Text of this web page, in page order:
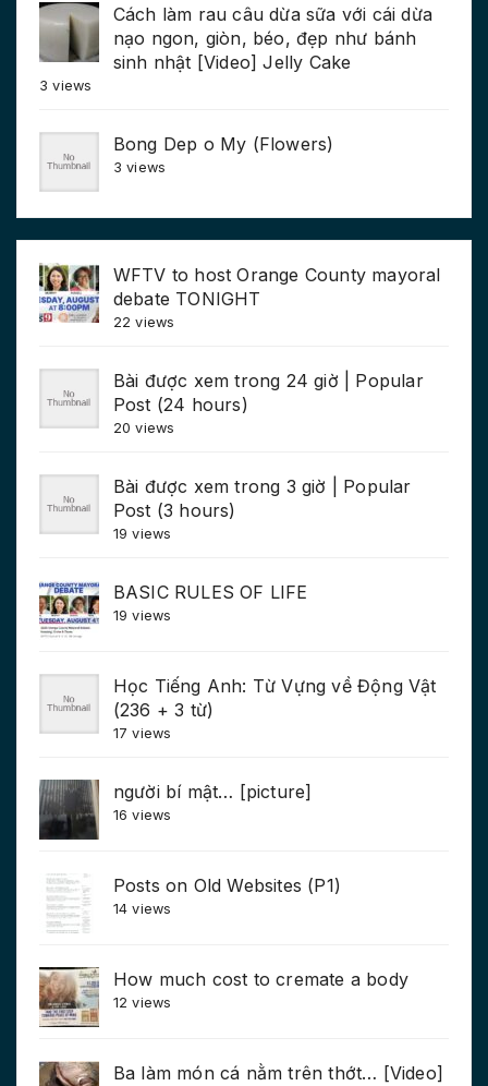
Cách làm rau câu dừa sữa với cái dừa
nạo ngon, giòn, béo, đẹp như bánh
sinh nhật [Video] Jelly Cake
3 views
Bong Dep o My (Flowers)
3 views
WFTV to host Orange County mayoral
debate TONIGHT
22 views
Bài được xem trong 24 giờ | Popular
Post (24 hours)
20 views
Bài được xem trong 3 giờ | Popular
Post (3 hours)
19 views
BASIC RULES OF LIFE
19 views
Học Tiếng Anh: Từ Vựng về Động Vật
(236 + 3 từ)
17 views
người bí mật… [picture]
16 views
Posts on Old Websites (P1)
14 views
How much cost to cremate a body
12 views
Ba làm món cá nằm trên thớt… [Video]